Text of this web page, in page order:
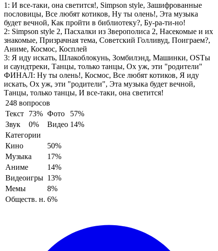
1: И все-таки, она светится!, Simpson style, Зашифрованные
пословицы, Все любят котиков, Ну ты олень!, Эта музыка
будет вечной, Как пройти в библиотеку?, Бу-ра-ти-но!
2: Simpson style 2, Пасхалки из Зверополиса 2, Насекомые и их
знакомые, Призрачная тема, Советский Голливуд, Поиграем?,
Аниме, Космос, Косплей
3: Я иду искать, Шлакоблокунь, Зомбилэнд, Машинки, OSTы
и саундтреки, Танцы, только танцы, Ох уж, эти "родители"
ФИНАЛ: Ну ты олень!, Космос, Все любят котиков, Я иду
искать, Ох уж, эти "родители", Эта музыка будет вечной,
Танцы, только танцы, И все-таки, она светится!
248 вопросов
Текст
73% Фото
57%
Звук
0% Видео 14%
Категории
Кино
50%
Музыка
17%
Аниме
14%
Видеоигры 13%
Мемы
8%
Обществ. н. 6%